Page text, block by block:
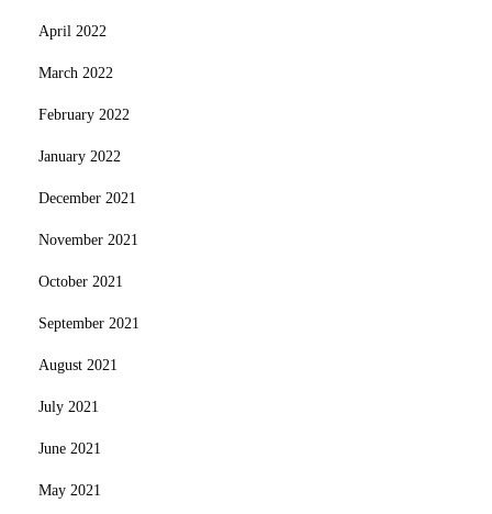
April 2022
March 2022
February 2022
January 2022
December 2021
November 2021
October 2021
September 2021
August 2021
July 2021
June 2021
May 2021